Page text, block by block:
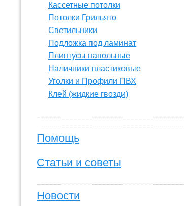
Кассетные потолки
Потолки Грильято
Светильники
Подложка под ламинат
Плинтусы напольные
Наличники пластиковые
Уголки и Профили ПВХ
Клей (жидкие гвозди)
Помощь
Статьи и советы
Новости